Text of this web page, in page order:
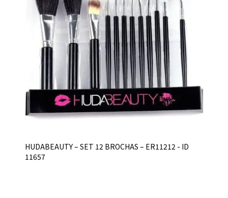
HUDABEAUTY – SET 12 BROCHAS – ER11212 - ID
11657